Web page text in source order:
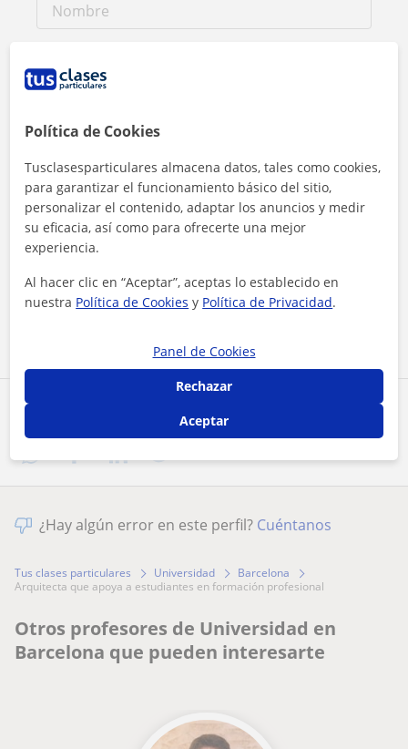
Comparte a este profesor
Contactar ahora
¿Hay algún error en este perfil? Cuéntanos
Tus clases particulares Universidad
Barcelona
arquitecta que apoya a estudiantes en formación profesional
Otros profesores de Universidad en
Barcelona que pueden interesarte
Política de Cookies
Tusclasesparticulares almacena datos, tales como cookies,
para garantizar el funcionamiento básico del sitio,
personalizar el contenido, adaptar los anuncios y medir
su eficacia, así como para ofrecerte una mejor
experiencia.
Al hacer clic en “Aceptar”, aceptas lo establecido en
nuestra Política de Cookies y Política de Privacidad.
Panel de Cookies
Rechazar
Aceptar